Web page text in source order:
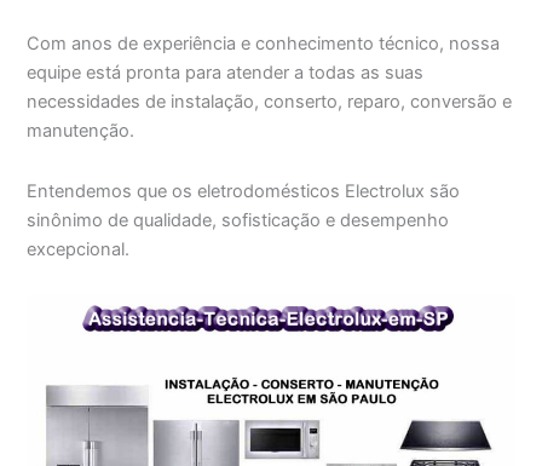
Com anos de experiência e conhecimento técnico, nossa
equipe está pronta para atender a todas as suas
necessidades de instalação, conserto, reparo, conversão e
manutenção.
Entendemos que os eletrodomésticos Electrolux são
sinônimo de qualidade, sofisticação e desempenho
excepcional.